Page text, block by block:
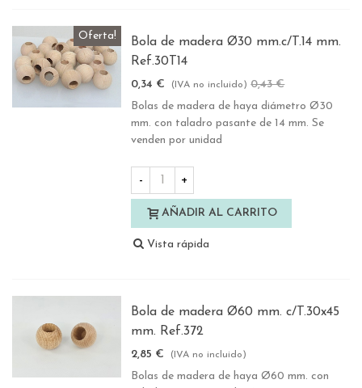
Oferta!
Bola de madera Ø30 mm.c/T.14 mm.
Ref.30T14
0,34 € (IVA no incluido) 0,43 €
Bolas de madera de haya diámetro Ø30
mm. con taladro pasante de 14 mm. Se
venden por unidad
- +
AÑADIR AL CARRITO
Vista rápida
Bola de madera Ø60 mm. c/T.30x45
mm. Ref.372
2,85 € (IVA no incluido)
Bolas de madera de haya Ø60 mm. con